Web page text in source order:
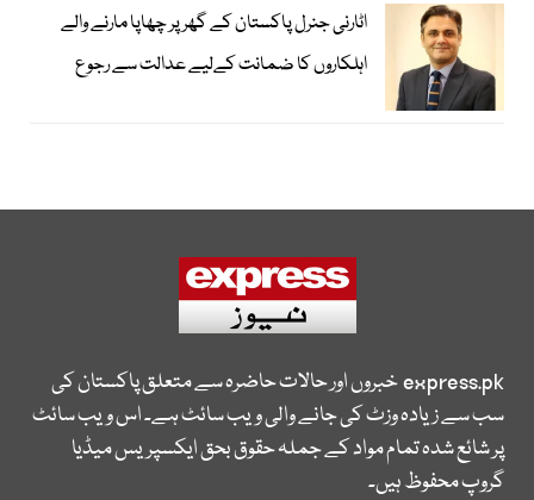
اٹارنی جنرل پاکستان کے گھر پر چھاپا مارنے والے
اہلکاروں کا ضمانت کےلیے عدالت سے رجوع
express.pkخبروں اور حالات حاضرہ سے متعلق پاکستان کی
سب سے زیادہ وزٹ کی جانے والی ویب سائٹ ہے۔ اس ویب سائٹ
پر شائع شدہ تمام مواد کے جملہ حقوق بحق ایکسپریس میڈیا
گروپ محفوظ ہیں۔